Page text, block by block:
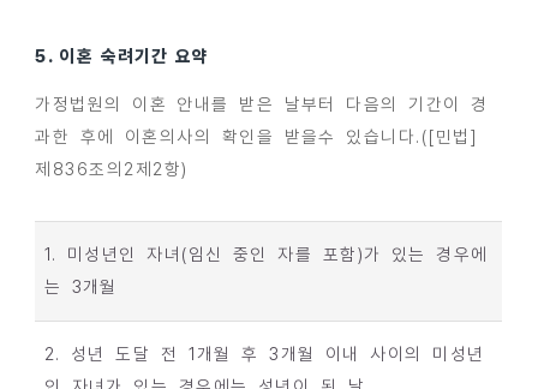
5. 이혼 숙려기간 요약
가정법원의 이혼 안내를 받은 날부터 다음의 기간이 경
과한 후에 이혼의사의 확인을 받을수 있습니다.([민법]
제836조의2제2항)
1. 미성년인 자녀(임신 중인 자를 포함)가 있는 경우에
는 3개월
2. 성년 도달 전 1개월 후 3개월 이내 사이의 미성년